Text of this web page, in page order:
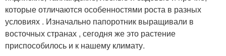
которые отличаются особенностями роста в разных
условиях . Изначально папоротник выращивали в
восточных странах , сегодня же это растение
приспособилось и к нашему климату.